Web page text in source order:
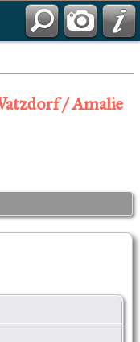
/ Amalie